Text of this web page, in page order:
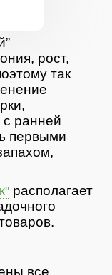
рост,
так
с ранней
первыми
располагает
все